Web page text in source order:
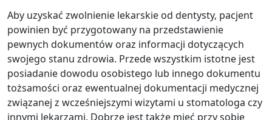
Aby uzyskać zwolnienie lekarskie od dentysty, pacjent
powinien być przygotowany na przedstawienie
pewnych dokumentów oraz informacji dotyczących
swojego stanu zdrowia. Przede wszystkim istotne jest
posiadanie dowodu osobistego lub innego dokumentu
tożsamości oraz ewentualnej dokumentacji medycznej
związanej z wcześniejszymi wizytami u stomatologa czy
innymi lekarzami. Dobrze jest także mieć przy sobie